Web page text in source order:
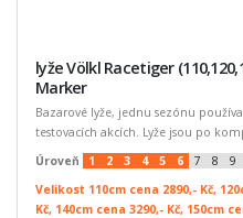
lyže Völkl Racetiger
Marker
Bazarové lyže, jednu sezónu
testovacích akcích. Lyže jsou po
Úroveň
1 2 3 4 5 6 7 8 9
Velikost 110cm cena 2890,- Kč,
Kč, 140cm cena 3290,- Kč, 150cm